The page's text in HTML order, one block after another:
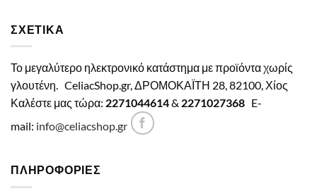
ΣΧΕΤΙΚΑ
Το μεγαλύτερο ηλεκτρονικό κατάστημα με προϊόντα χωρίς
γλουτένη. CeliacShop.gr, ΔΡΟΜΟΚΑΪΤΗ 28, 82100, Χίος
Καλέστε μας τώρα: 2271044614& 2271027368 E-
mail: info@celiacshop.gr
ΠΛΗΡΟΦΟΡΙΕΣ